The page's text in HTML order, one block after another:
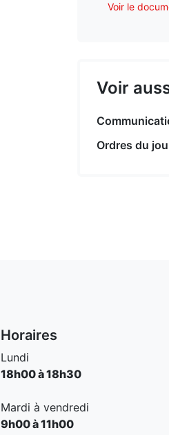
Voir le
Voir
Ordres du
Horaires
Lundi
18h00 à 18h30
Mardi à vendredi
9h00 à 11h00